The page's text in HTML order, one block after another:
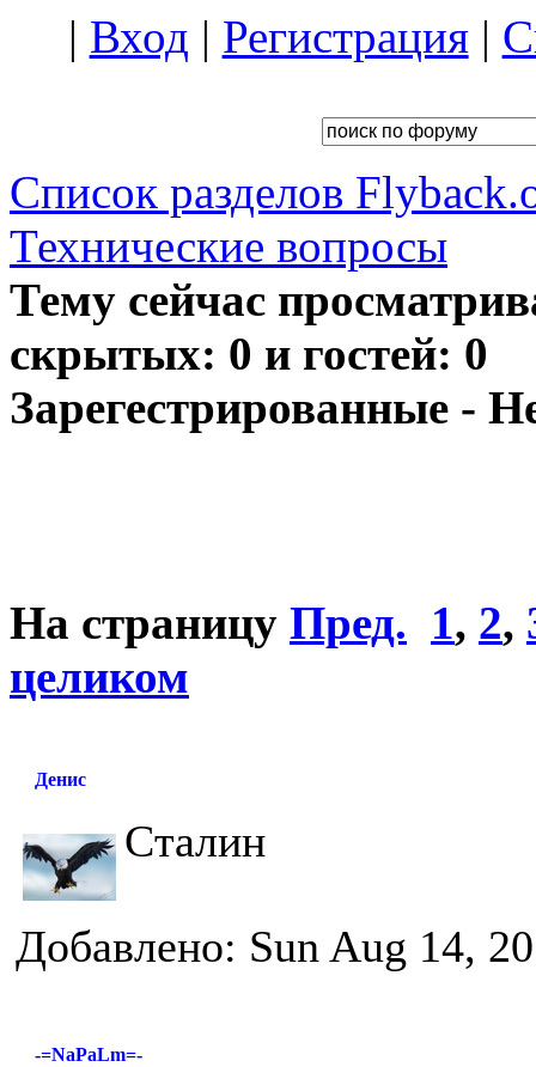
| Вход | Регистрация|
Список разделов
Технические вопросы
Тему сейчас
скрытых: 0 и гостей: 0
Зарегестрированные -
На страницу Пред. 1, 2,
целиком
Денис
Сталин
Добавлено: Sun Aug 14,
-=NaPaLm=-